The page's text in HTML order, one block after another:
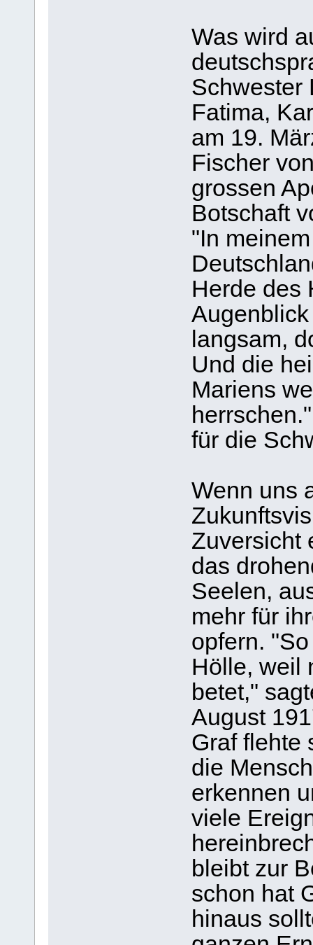
Was wird
Schwester
Fatima,
am 19.
Fischer
grossen
Botschaft
"In
Herde des
langsam,
Und die
Mariens
für die
Wenn uns
Zuversicht
das
Seelen,
mehr für
opfern.
Hölle, weil
betet,"
August
Graf flehte
die
erkennen
viele
bleibt zur
schon hat
hinaus